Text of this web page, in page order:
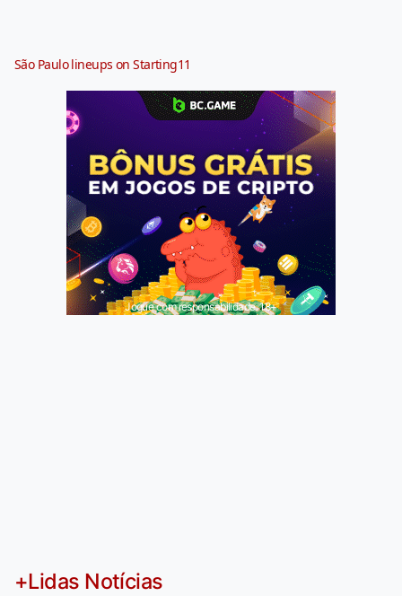
São Paulo lineups on Starting11
Jogue com responsabilidade. 18+
+Lidas Notícias